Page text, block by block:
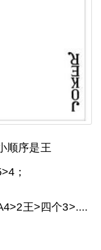
顺序是王
；
王>四个3>....